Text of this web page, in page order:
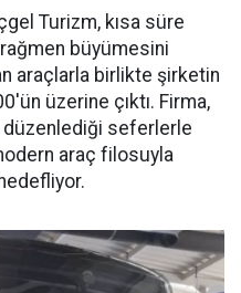
Turizm, kısa süre
büyümesini
araçlarla birlikte şirketin
üzerine çıktı. Firma,
düzenlediği seferlerle
araç filosuyla